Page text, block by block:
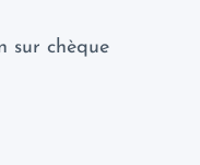
sur chèque